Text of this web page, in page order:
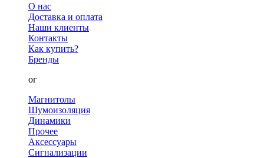
О нас
Доставка и оплата
Наши клиенты
Контакты
Как купить?
Бренды
Каталог
Магнитолы
Шумоизоляция
Динамики
Прочее
Аксессуары
Сигнализации